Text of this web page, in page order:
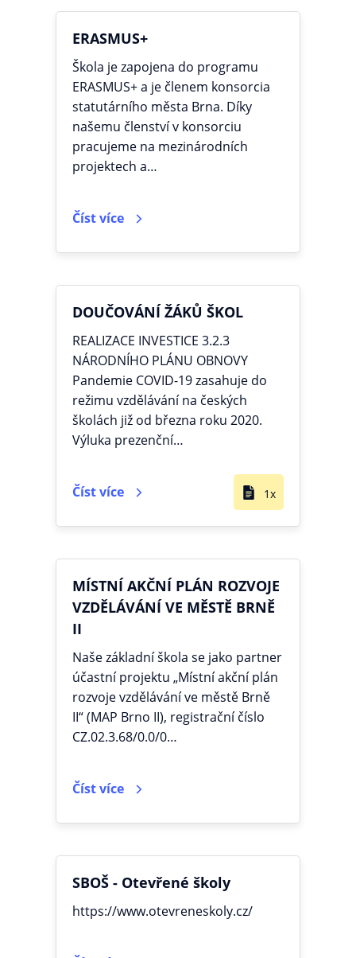
ERASMUS+
Škola je zapojena do programu
ERASMUS+ a je členem konsorcia
statutárního města Brna. Díky
našemu členství v konsorciu
pracujeme na mezinárodních
projektech a…
Číst více
DOUČOVÁNÍ ŽÁKŮ ŠKOL
REALIZACE INVESTICE 3.2.3
NÁRODNÍHO PLÁNU OBNOVY
Pandemie COVID-19 zasahuje do
režimu vzdělávání na českých
školách již od března roku 2020.
Výluka prezenční…
Číst více 1x
MÍSTNÍ AKČNÍ PLÁN ROZVOJE
VZDĚLÁVÁNÍ VE MĚSTĚ BRNĚ
II
Naše základní škola se jako partner
účastní projektu „Místní akční plán
rozvoje vzdělávání ve městě Brně
II“ (MAP Brno II), registrační číslo
CZ.02.3.68/0.0/0…
Číst více
SBOŠ - Otevřené školy
https://www.otevreneskoly.cz/